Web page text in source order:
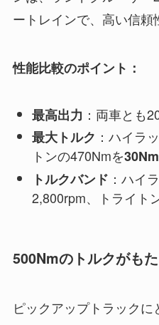
ートレインで、高い信頼
性能比較のポイント：
最高出力 ：両車とも
最大トルク ：ハイラ
トンの470Nmを
トルクバンド ：ハイ
2,800rpm、トライト
500Nmのトルクがも
ピックアップトラック